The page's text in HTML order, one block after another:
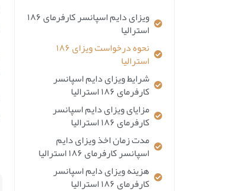
ویزای دایم اسپانسر کارفرمای ۱۸۶
استرالیا
نحوه درخواست ویزای ۱۸۶
استرالیا
شرایط ویزای دایم اسپانسر
کارفرمای ۱۸۶ استرالیا
مزایای ویزای دایم اسپانسر
کارفرمای ۱۸۶ استرالیا
مدت زمان اخذ ویزای دایم
اسپانسر کارفرمای ۱۸۶ استرالیا
هزینه ویزای دایم اسپانسر
کارفرمای ۱۸۶ استرالیا